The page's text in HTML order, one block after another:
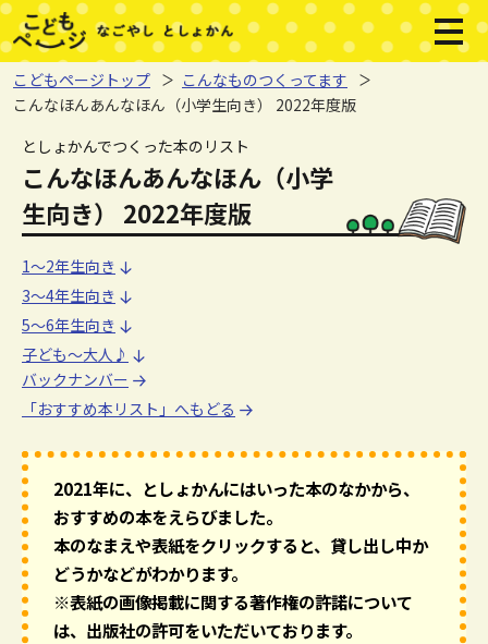
ページの先頭です。
本文へジャンプする。
メニ
こどもページトップ
こんなものつくってます
こんなほんあんなほん（小学生向き） 2022年度版
ここから本文です。
としょかんでつくった本のリスト
こんなほんあんなほん（小学
生向き） 2022年度版
1～2年生向き
1～2年生向き
3～4年生向き
3～4年生向き
5～6年生向き
5～6年生向き
子ども～大人♪
子ども～大人♪
バックナンバー
「おすすめ本リスト」へもどる
2021年に、としょかんにはいった本のなかから、
おすすめの本をえらびました。
本のなまえや表紙をクリックすると、貸し出し中か
どうかなどがわかります。
※表紙の画像掲載に関する著作権の許諾について
は、出版社の許可をいただいております。